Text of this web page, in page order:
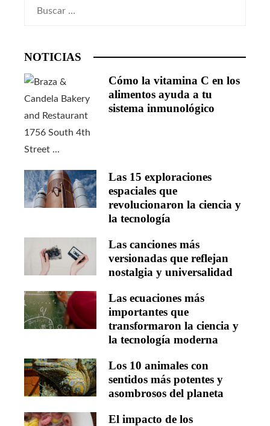
NOTICIAS
Cómo la vitamina C en los
alimentos ayuda a tu
sistema inmunológico
Las 15 exploraciones
espaciales que
revolucionaron la ciencia y
la tecnología
Las canciones más
versionadas que reflejan
nostalgia y universalidad
Las ecuaciones más
importantes que
transformaron la ciencia y
la tecnología moderna
Los 10 animales con
sentidos más potentes y
asombrosos del planeta
El impacto de los